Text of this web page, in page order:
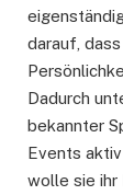
darauf,
Dadurch
bekannter
Events
wolle sie ihr